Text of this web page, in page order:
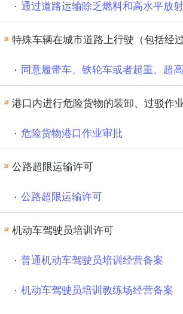
通过道路运输除乏燃料和高水平放
特殊车辆在城市道路上行驶（包括经
同意履带车、铁轮车或者超重、超
港口内进行危险货物的装卸、过驳作
危险货物港口作业审批
公路超限运输许可
公路超限运输许可
机动车驾驶员培训许可
普通机动车驾驶员培训经营备案
机动车驾驶员培训教练场经营备案